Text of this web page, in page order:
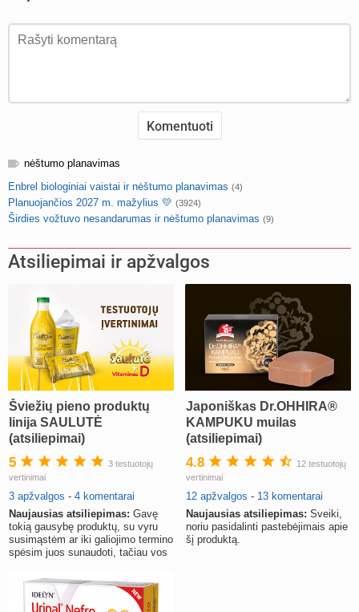
nėštumo planavimas
Enbrel biologiniai vaistai ir nėštumo planavimas (4)
Planuojančios 2027 m. mažylius 💛 (3924)
Širdies vožtuvo nesandarumas ir nėštumo planavimas (9)
Atsiliepimai ir apžvalgos
Šviežių pieno produktų
linija SAULUTĖ
(atsiliepimai)
5
3 testuotojų
vertinimai
3 apžvalgos - 4 komentarai
Naujausias atsiliepimas: Gavę
tokią gausybę produktų, su vyru
susimąstėm ar iki galiojimo termino
spėsim juos sunaudoti, tačiau vos
Japoniškas Dr.OHHIRA®
KAMPUKU muilas
(atsiliepimai)
4.8
12 testuotojų
vertinimai
12 apžvalgos - 13 komentarai
Naujausias atsiliepimas: Sveiki,
noriu pasidalinti pastebėjimais apie
šį produktą.